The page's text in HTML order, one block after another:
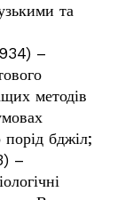
та
–
методів
порід бджіл;
–